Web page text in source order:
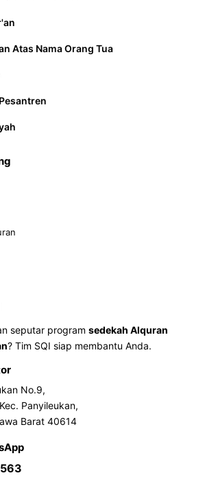
Atas Nama Orang Tua
seputar program sedekah Alquran
? Tim SQI siap membantu Anda.
No.9,
Panyileukan,
Barat 40614